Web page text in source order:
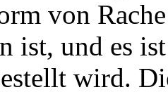
von
ist, und es
wird.